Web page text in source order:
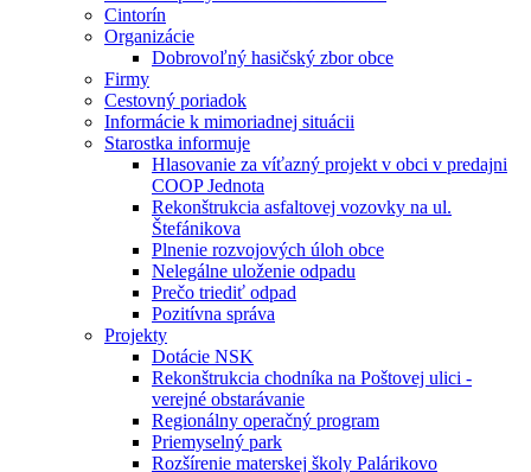
Cintorín
Organizácie
Dobrovoľný hasičský zbor obce
Firmy
Cestovný poriadok
Informácie k mimoriadnej situácii
Starostka informuje
Hlasovanie za víťazný projekt v obci v predajni
COOP Jednota
Rekonštrukcia asfaltovej vozovky na ul.
Štefánikova
Plnenie rozvojových úloh obce
Nelegálne uloženie odpadu
Prečo triediť odpad
Pozitívna správa
Projekty
Dotácie NSK
Rekonštrukcia chodníka na Poštovej ulici -
verejné obstarávanie
Regionálny operačný program
Priemyselný park
Rozšírenie materskej školy Palárikovo